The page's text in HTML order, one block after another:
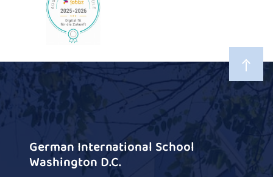
German International School
Washington D.C.